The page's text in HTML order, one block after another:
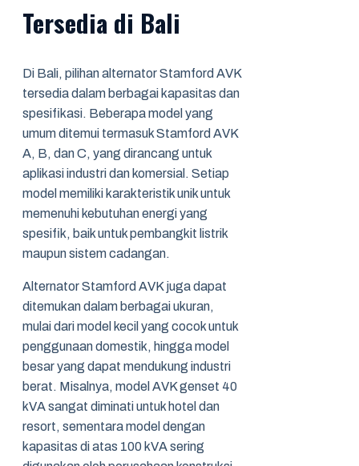
Tersedia di Bali
Di Bali, pilihan alternator Stamford AVK
tersedia dalam berbagai kapasitas dan
spesifikasi. Beberapa model yang
umum ditemui termasuk Stamford AVK
A, B, dan C, yang dirancang untuk
aplikasi industri dan komersial. Setiap
model memiliki karakteristik unik untuk
memenuhi kebutuhan energi yang
spesifik, baik untuk pembangkit listrik
maupun sistem cadangan.
Alternator Stamford AVK juga dapat
ditemukan dalam berbagai ukuran,
mulai dari model kecil yang cocok untuk
penggunaan domestik, hingga model
besar yang dapat mendukung industri
berat. Misalnya, model AVK genset 40
kVA sangat diminati untuk hotel dan
resort, sementara model dengan
kapasitas di atas 100 kVA sering